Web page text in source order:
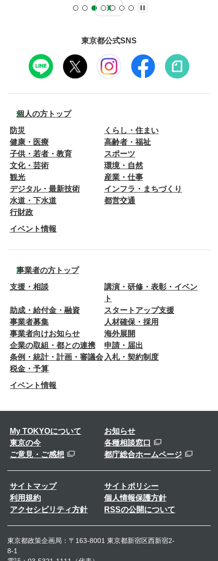
東京都公式SNS
個人の方トップ
防災
くらし・住まい
健康・医療
高齢者・福祉
子供・若者・教育
スポーツ
文化・芸術
環境・自然
観光
産業・仕事
デジタル・最新技術
インフラ・まちづくり
水道・下水道
都営交通
行財政
イベント情報
事業者の方トップ
支援・相談
講演・研修・表彰・イベン
ト
助成・給付金・融資
スタートアップ支援
事業者募集
人材確保・採用
事業者向けお知らせ
海外展開
企業の取組・都との連携
申請・届出
条例・統計・計画・審議会 入札・契約制度
税金・予算
イベント情報
My TOKYOについて
お知らせ
東京の今
各種相談窓口
ご意見・ご感想
都庁総合ホームページ
サイトマップ
サイトポリシー
利用規約
個人情報保護方針
アクセシビリティ方針
RSSの公開について
東京都政策企画局：〒163-8001 東京都新宿区西新宿2-
8-1